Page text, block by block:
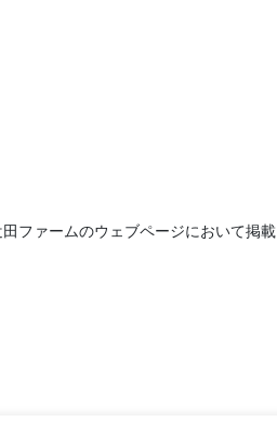
ファームのウェブページにおいて掲載